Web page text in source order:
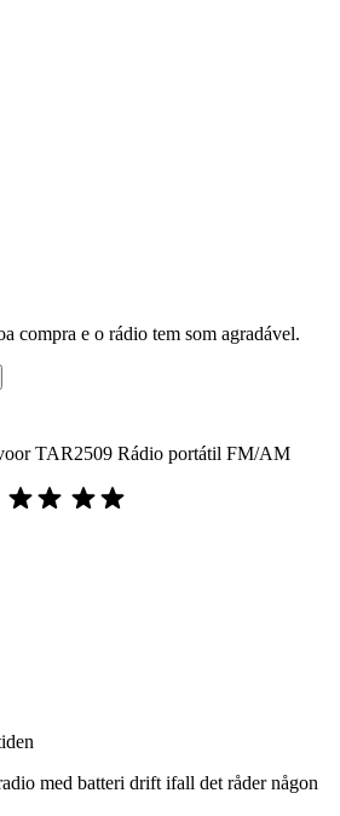
compra e o rádio tem som agradável.
TAR2509 Rádio portátil FM/AM
med batteri drift ifall det råder någon